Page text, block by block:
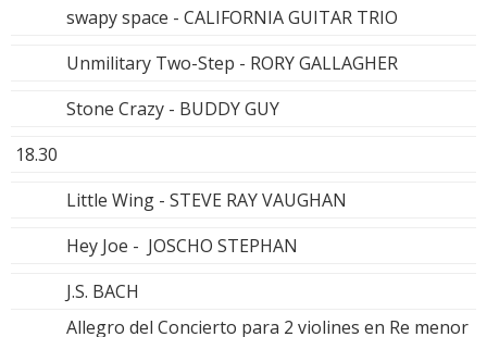
swapy space - CALIFORNIA GUITAR TRIO
Unmilitary Two-Step - RORY GALLAGHER
Stone Crazy - BUDDY GUY
18.30
Little Wing - STEVE RAY VAUGHAN
Hey Joe - JOSCHO STEPHAN
J.S. BACH
Allegro del Concierto para 2 violines en Re menor